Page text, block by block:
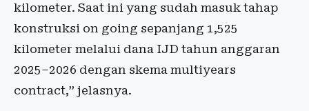
kilometer. Saat ini yang sudah masuk tahap
konstruksi on going sepanjang 1,525
kilometer melalui dana IJD tahun anggaran
2025–2026 dengan skema multiyears
contract,” jelasnya.